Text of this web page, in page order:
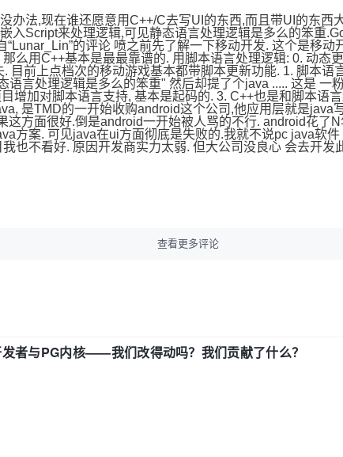
办法,现在谁还愿意用C++/C去写UI的东西,而且带UI的东
入Script来处理逻辑,可见静态语言处理逻辑是多么的笨重
的评论 喷之前先了解一下移动开发. 这个是移
么用C++基本是最最靠谱的. 用脚本语言处理逻辑: 0. 动态
目前上点档次的移动游戏基本都带脚本更新功能. 1. 脚本
语言处理逻辑是多么的笨重" 然后却提了个java ..... 这是 一
增加对脚本语言支持, 基本是起码的. 3. C++也是和脚本语
是TMD的一开始收购android这个公司,他应用层就是java
这方面很好.倒是android一开始被人骂的不行. android花了
方案. 可见java在ui方面彻底是失败的.我就不说pc java软
也不看好. 原因开发商实力太弱. 但大公司没良心 会去开发
查看更多评论
者与PG内核——我们改得动吗？我们贡献了什么？